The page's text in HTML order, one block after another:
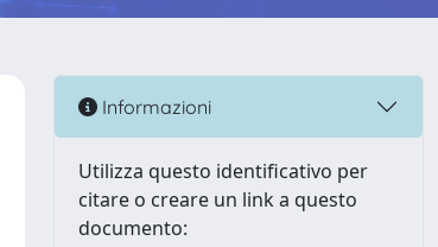
Informazioni
Utilizza questo identificativo per
citare o creare un link a questo
documento: